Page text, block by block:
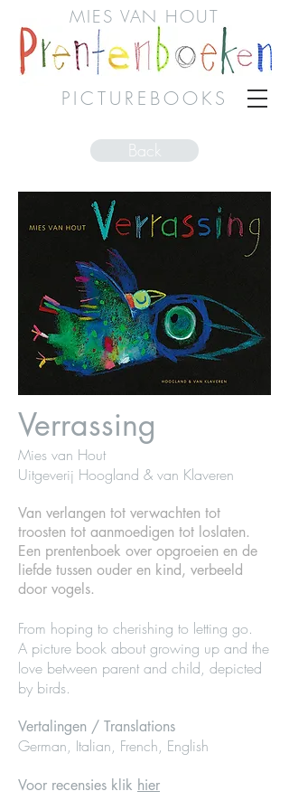
PICTUREBOOKS
MIES VAN HOUT
Back
Verrassing
Mies van Hout
Uitgeverij Hoogland & van Klaveren
Van verlangen tot verwachten tot
troosten tot aanmoedigen tot loslaten.
Een prentenboek over opgroeien en de
liefde tussen ouder en kind, verbeeld
door vogels.
From hoping to cherishing to letting go.
A picture book about growing up and the
love between parent and child, depicted
by birds.
Vertalingen / Translations
German, Italian, French, English
Voor recensies klik hier